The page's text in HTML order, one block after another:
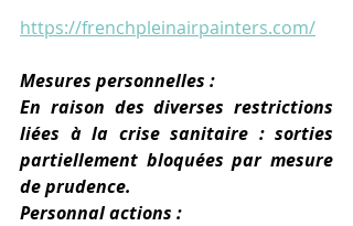
https://frenchpleinairpainters.com/
Mesures personnelles :
En raison des diverses restrictions
liées à la crise sanitaire : sorties
partiellement bloquées par mesure
de prudence.
Personnal actions :